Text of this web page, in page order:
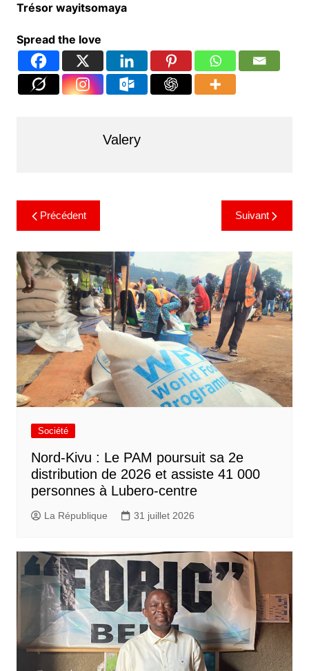
Trésor wayitsomaya
Spread the love
Valery
Précédent Suivant
Société
Nord-Kivu : Le PAM poursuit sa 2e
distribution de 2026 et assiste 41 000
personnes à Lubero-centre
La République 31 juillet 2026